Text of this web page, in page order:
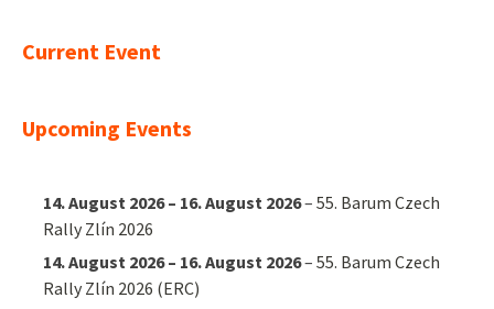
Current Event
Upcoming Events
14. August 2026– 16. August 2026–55. Barum Czech
Rally Zlín 2026
14. August 2026– 16. August 2026–55. Barum Czech
Rally Zlín 2026 (ERC)